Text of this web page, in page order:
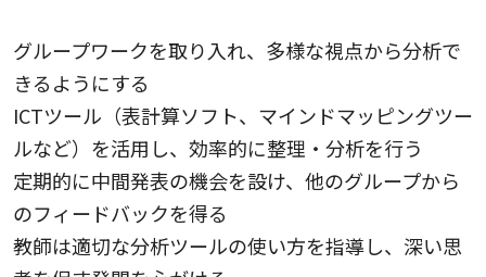
グループワークを取り入れ、多様な視点から分析で
きるようにする
ICTツール（表計算ソフト、マインドマッピングツー
ルなど）を活用し、効率的に整理・分析を行う
定期的に中間発表の機会を設け、他のグループから
のフィードバックを得る
教師は適切な分析ツールの使い方を指導し、深い思